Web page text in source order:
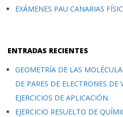
EXÁMENES PAU CANARIAS
ENTRADAS RECIENTES
GEOMETRÍA DE LAS
DE PARES DE ELECTRONES DE
EJERCICIOS DE APLICACIÓN.
EJERCICIO RESUELTO DE